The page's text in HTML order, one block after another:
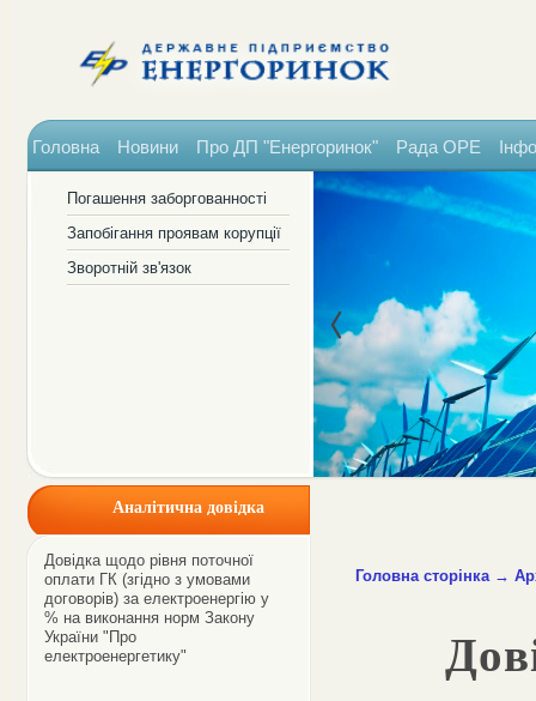
Головна Новини Про ДП "Енергоринок" Рада ОРЕ
Погашення заборгованності
Запобігання проявам корупції
Зворотній зв'язок
Аналітична довідка
Довідка щодо рівня поточної
оплати ГК (згідно з умовами
договорів) за електроенергію у
% на виконання норм Закону
України "Про
електроенергетику"
Головна сторінка→